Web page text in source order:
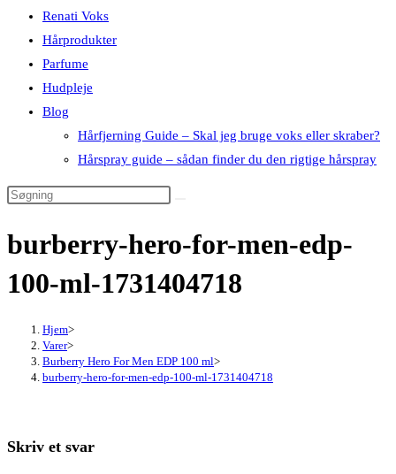
Renati Voks
Hårprodukter
Parfume
Hudpleje
Blog
Hårfjerning Guide – Skal jeg bruge voks eller skraber?
Hårspray guide – sådan finder du den rigtige hårspray
burberry-hero-for-men-edp-
100-ml-1731404718
Hjem>
Varer>
Burberry Hero For Men EDP 100 ml>
burberry-hero-for-men-edp-100-ml-1731404718
Skriv et svar